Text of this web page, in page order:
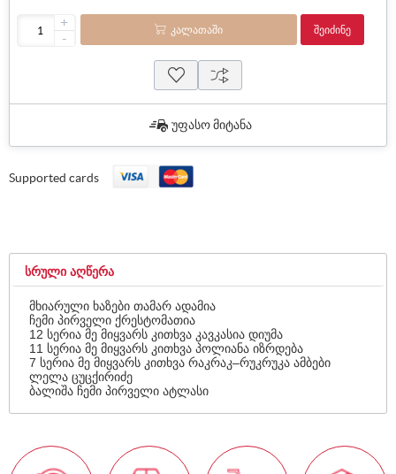
+
-
ᲙᲐᲚᲐᲗᲐᲨᲘ ᲨᲔᲘᲫᲘᲜᲔ
უფასო მიტანა
Supported cards
ᲡᲠᲣᲚᲘ ᲐᲦᲬᲔᲠᲐ
მხიარული ხაზები თამარ ადამია
ჩემი პირველი ქრესტომათია
12 სერია მე მიყვარს კითხვა კავკასია დიუმა
11 სერია მე მიყვარს კითხვა პოლიანა იზრდება
7 სერია მე მიყვარს კითხვა რაკრაკ–რუკრუკა ამბები
ლელა ცუცქირიძე
ბალიშა ჩემი პირველი ატლასი